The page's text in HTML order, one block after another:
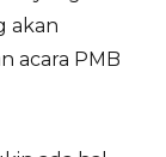
akan
acara PMB